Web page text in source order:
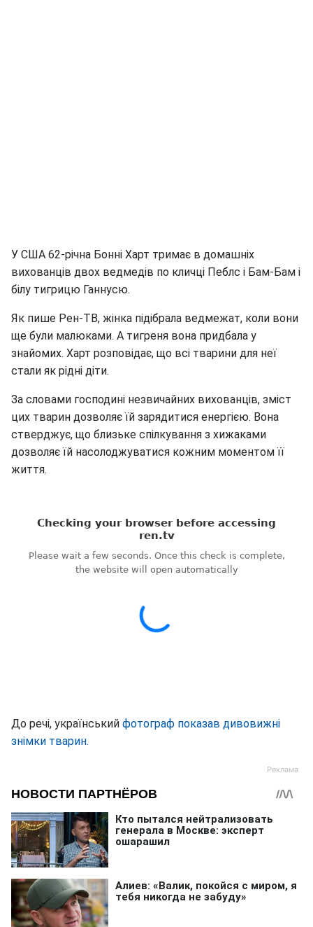
У США 62-річна Бонні Харт тримає в домашніх
вихованців двох ведмедів по кличці Пеблс і Бам-Бам і
білу тигрицю Ганнусю.
Як пише Рен-ТВ, жінка підібрала ведмежат, коли вони
ще були малюками. А тигреня вона придбала у
знайомих. Харт розповідає, що всі тварини для неї
стали як рідні діти.
За словами господині незвичайних вихованців, зміст
цих тварин дозволяє їй зарядитися енергією. Вона
стверджує, що близьке спілкування з хижаками
дозволяє їй насолоджуватися кожним моментом її
життя.
До речі, український фотограф показав дивовижні
знімки тварин.